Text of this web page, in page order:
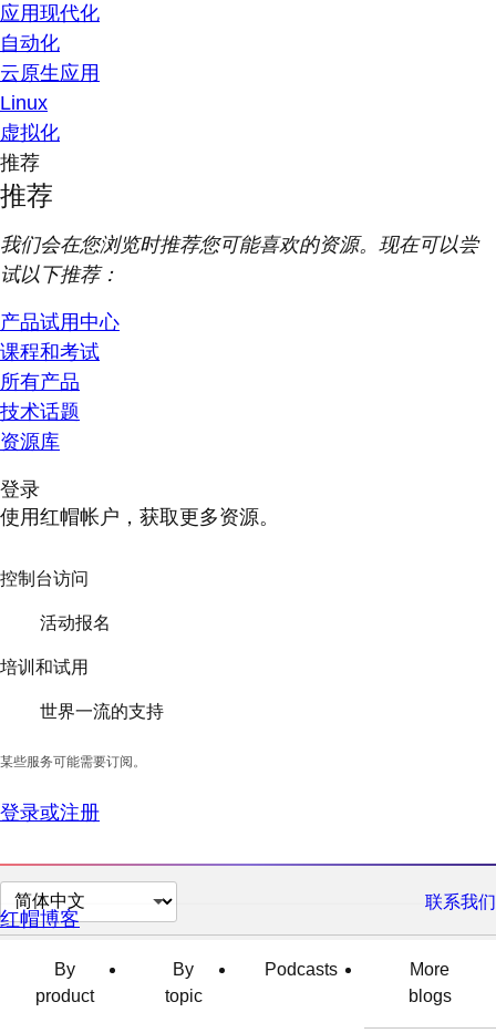
应用现代化
自动化
云原生应用
Linux
虚拟化
推荐
推荐
我们会在您浏览时推荐您可能喜欢的资源。现在可以尝
试以下推荐：
产品试用中心
课程和考试
所有产品
技术话题
资源库
登录
使用红帽帐户，获取更多资源。
控制台访问
活动报名
培训和试用
世界一流的支持
某些服务可能需要订阅。
登录或注册
切
换
联系我们
红帽博客
By
product
By
topic
Podcasts
More
blogs